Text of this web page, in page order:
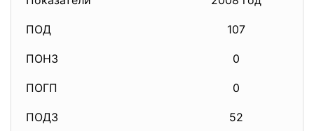
ПОД 107
ПОНЗ 0
ПОГП 0
ПОДЗ 52